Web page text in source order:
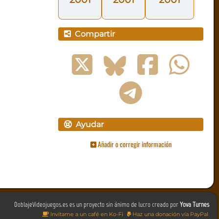
Compartir
Ayudar
Añadir o corregir información
DoblajeVideojuegos.es es un proyecto sin ánimo de lucro creado porYova Turnes
Invítame a un café en Ko-Fi Haz una donación vía PayPal